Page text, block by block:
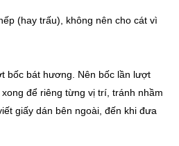
(hay trấu), không nên cho cát vì
bốc bát hương. Nên bốc lần lượt
để riêng từng vị trí, tránh nhầm
giấy dán bên ngoài, đến khi đưa